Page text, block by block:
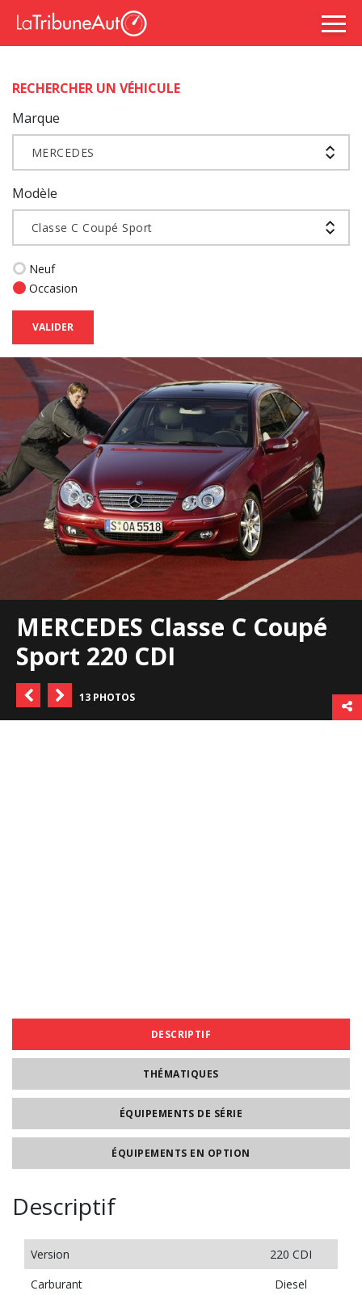
RECHERCHER UN VÉHICULE
Marque
MERCEDES
Modèle
Classe C Coupé Sport
Neuf
Occasion
VALIDER
MERCEDES Classe C Coupé
Sport 220 CDI
13 PHOTOS
DESCRIPTIF
THÉMATIQUES
ÉQUIPEMENTS DE SÉRIE
ÉQUIPEMENTS EN OPTION
Descriptif
Version
220 CDI
Carburant
Diesel